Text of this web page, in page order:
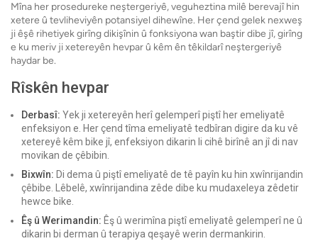
Mîna her prosedureke neştergeriyê, veguheztina milê berevajî hin
xetere û tevliheviyên potansiyel dihewîne. Her çend gelek nexweş
ji êşê rihetiyek girîng dikişînin û fonksiyona wan baştir dibe jî, girîng
e ku meriv ji xetereyên hevpar û kêm ên têkildarî neştergeriyê
haydar be.
Rîskên hevpar
Derbasî: Yek ji xetereyên herî gelemperî piştî her emeliyatê
enfeksiyon e. Her çend tîma emeliyatê tedbîran digire da ku vê
xetereyê kêm bike jî, enfeksiyon dikarin li cihê birînê an jî di nav
movikan de çêbibin.
Bixwîn: Di dema û piştî emeliyatê de tê payîn ku hin xwînrijandin
çêbibe. Lêbelê, xwînrijandina zêde dibe ku mudaxeleya zêdetir
hewce bike.
Êş û Werimandin: Êş û werimîna piştî emeliyatê gelemperî ne û
dikarin bi derman û terapiya qeşayê werin dermankirin.